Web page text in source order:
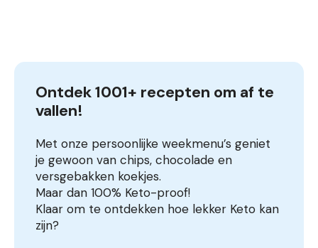
Ontdek 1001+ recepten om af te
vallen!
Met onze persoonlijke weekmenu’s geniet
je gewoon van chips, chocolade en
versgebakken koekjes.
Maar dan 100% Keto-proof!
Klaar om te ontdekken hoe lekker Keto kan
zijn?